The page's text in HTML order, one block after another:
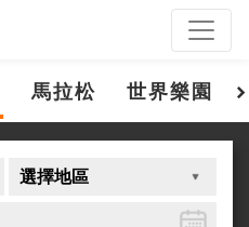
馬拉松 世界樂園
選擇地區